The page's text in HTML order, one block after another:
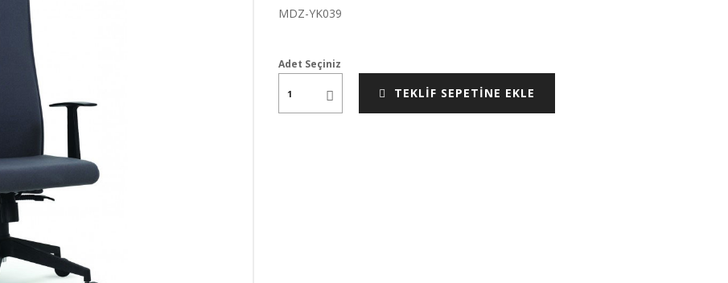
MDZ-YK039
Adet Seçiniz
TEKLİF SEPETİNE EKLE